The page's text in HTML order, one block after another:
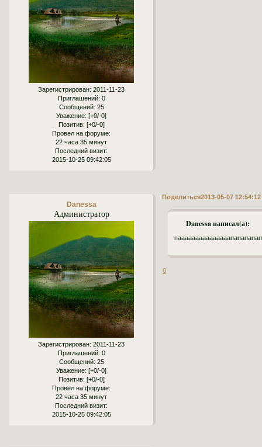
Зарегистрирован: 2011-11-23
Приглашений: 0
Сообщений: 25
Уважение: [+0/-0]
Позитив: [+0/-0]
Провел на форуме:
22 часа 35 минут
Последний визит:
2015-10-25 09:42:05
Поделиться2013-05-07 12:54:12
Danessa
Администратор
Зарегистрирован: 2011-11-23
Приглашений: 0
Сообщений: 25
Уважение: [+0/-0]
Позитив: [+0/-0]
Провел на форуме:
22 часа 35 минут
Последний визит:
2015-10-25 09:42:05
Danessa написал(а):
0